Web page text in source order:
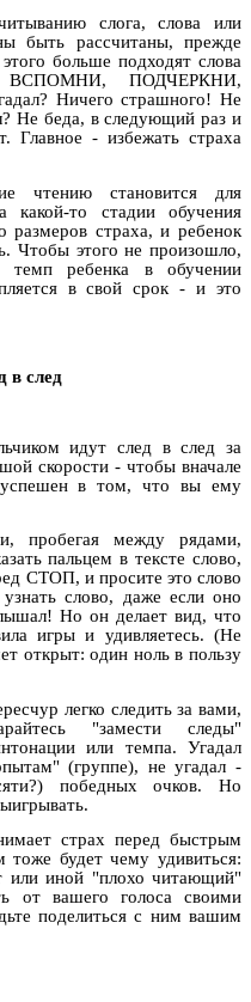
слога, слова или
быть рассчитаны, прежде
больше подходят слова
ПОДЧЕРКНИ,
Ничего страшного! Не
Не беда, в следующий раз и
Главное - избежать страха
чтению становится для
какой-то стадии обучения
размеров страха, и ребенок
Чтобы этого не произошло,
темп ребенка в обучении
в свой срок - и это
в след
идут след в след за
скорости - чтобы вначале
успешен в том, что вы ему
между рядами,
пальцем в тексте слово,
СТОП, и просите это слово
слово, даже если оно
Но он делает вид, что
игры и удивляетесь. (Не
открыт: один ноль в пользу
легко следить за вами,
"замести следы"
или темпа. Угадал
(группе), не угадал -
победных очков. Но
страх перед быстрым
будет чему удивиться:
или иной "плохо читающий"
от вашего голоса своими
поделиться с ним вашим